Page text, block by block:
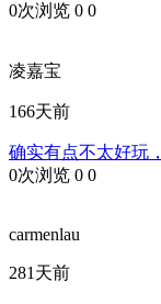
0次浏览 0 0
凌嘉宝
166天前
确实有点不太好玩
0次浏览 0 0
carmenlau
281天前